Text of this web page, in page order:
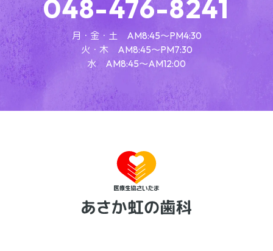
048-476-8241
月・金・土 AM8:45～PM4:30
火・木 AM8:45～PM7:30
水 AM8:45～AM12:00